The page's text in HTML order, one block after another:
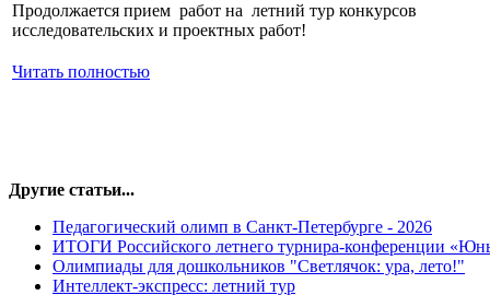
Продолжается прием работ на летний тур конкурсов
исследовательских и проектных работ!
Читать полностью
Другие статьи...
Педагогический олимп в Санкт-Петербурге - 2026
ИТОГИ Российского летнего турнира-конференции
Олимпиады для дошкольников "Светлячок: ура, лето!"
Интеллект-экспресс: летний тур